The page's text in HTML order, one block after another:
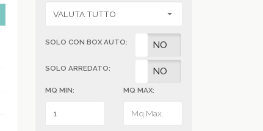
SOLO CON BOX AUTO:
SI NO
SOLO ARREDATO:SI NO
MQ MIN: MQ MAX: